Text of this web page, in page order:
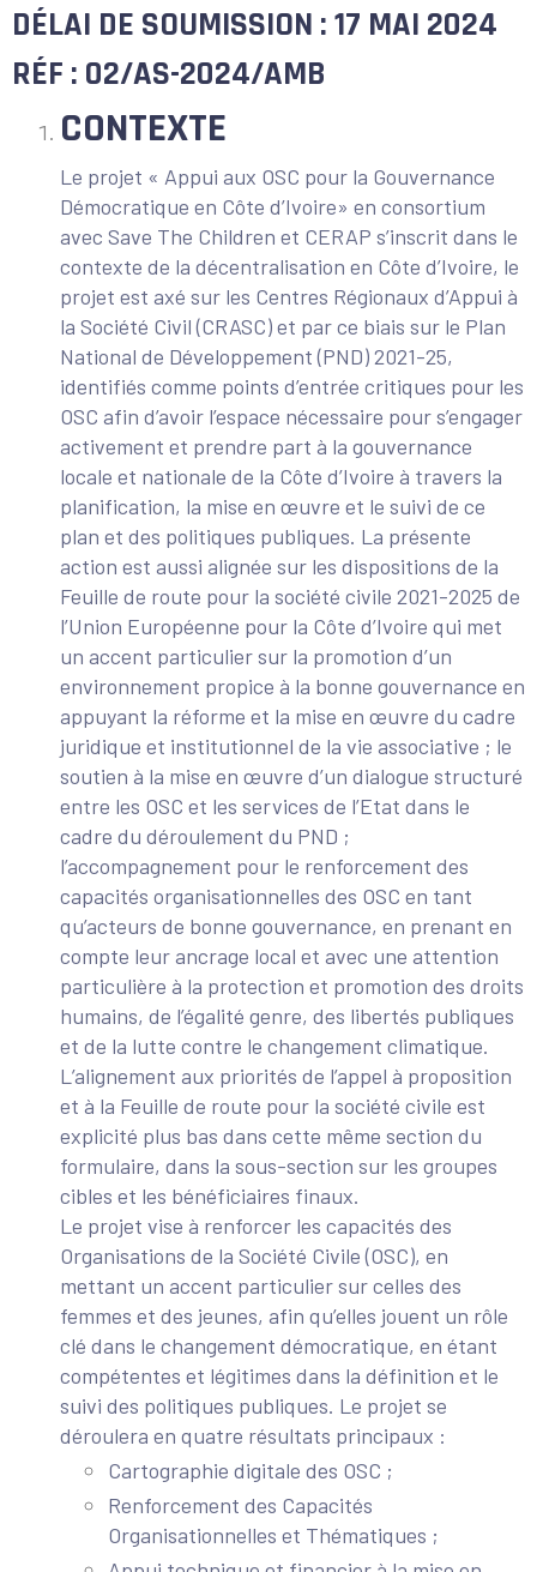
DÉLAI DE SOUMISSION :17 MAI 2024
RÉF : 02/AS-2024/AMB
CONTEXTE
Le projet « Appui aux OSC pour la Gouvernance
Démocratique en Côte d’Ivoire» en consortium
avec Save The Children et CERAP s’inscrit dans le
contexte de la décentralisation en Côte d’Ivoire, le
projet est axé sur les Centres Régionaux d’Appui à
la Société Civil (CRASC) et par ce biais sur le Plan
National de Développement (PND) 2021-25,
identifiés comme points d’entrée critiques pour les
OSC afin d’avoir l’espace nécessaire pour s’engager
activement et prendre part à la gouvernance
locale et nationale de la Côte d’Ivoire à travers la
planification, la mise en œuvre et le suivi de ce
plan et des politiques publiques. La présente
action est aussi alignée sur les dispositions de la
Feuille de route pour la société civile 2021-2025 de
l’Union Européenne pour la Côte d’Ivoire qui met
un accent particulier sur la promotion d’un
environnement propice à la bonne gouvernance en
appuyant la réforme et la mise en œuvre du cadre
juridique et institutionnel de la vie associative ; le
soutien à la mise en œuvre d’un dialogue structuré
entre les OSC et les services de l’Etat dans le
cadre du déroulement du PND ;
l’accompagnement pour le renforcement des
capacités organisationnelles des OSC en tant
qu’acteurs de bonne gouvernance, en prenant en
compte leur ancrage local et avec une attention
particulière à la protection et promotion des droits
humains, de l’égalité genre, des libertés publiques
et de la lutte contre le changement climatique.
L’alignement aux priorités de l’appel à proposition
et à la Feuille de route pour la société civile est
explicité plus bas dans cette même section du
formulaire, dans la sous-section sur les groupes
cibles et les bénéficiaires finaux.
Le projet vise à renforcer les capacités des
Organisations de la Société Civile (OSC), en
mettant un accent particulier sur celles des
femmes et des jeunes, afin qu’elles jouent un rôle
clé dans le changement démocratique, en étant
compétentes et légitimes dans la définition et le
suivi des politiques publiques. Le projet se
déroulera en quatre résultats principaux :
Cartographie digitale des OSC ;
Renforcement des Capacités
Organisationnelles et Thématiques ;